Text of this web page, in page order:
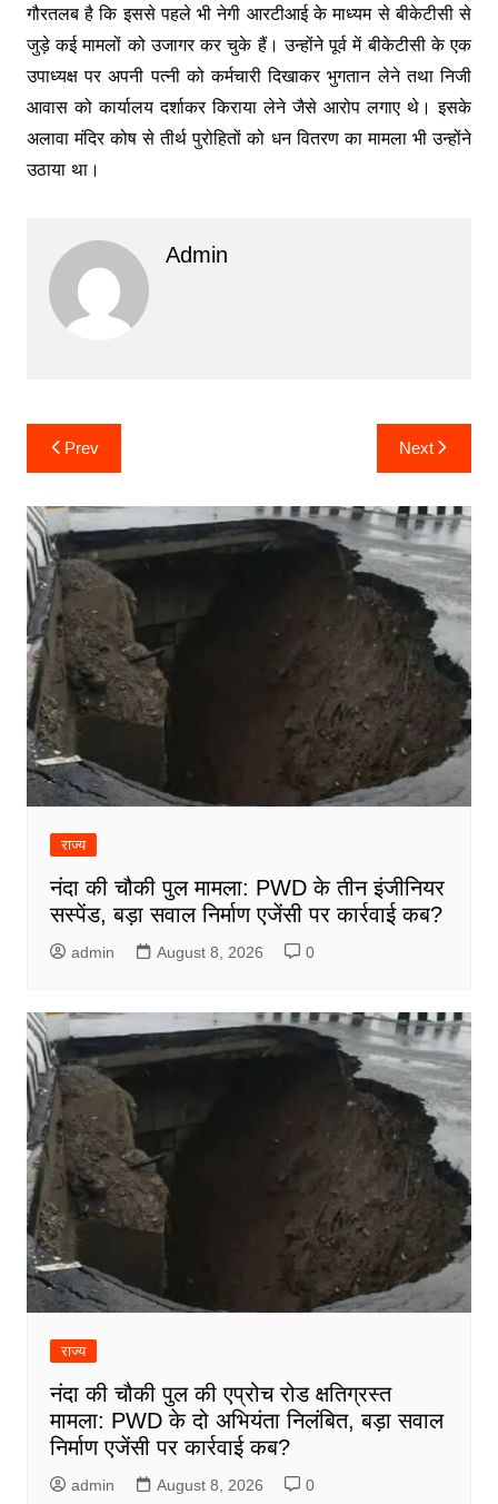
गौरतलब है कि इससे पहले भी नेगी आरटीआई के माध्यम से बीकेटीसी से
जुड़े कई मामलों को उजागर कर चुके हैं। उन्होंने पूर्व में बीकेटीसी के एक
उपाध्यक्ष पर अपनी पत्नी को कर्मचारी दिखाकर भुगतान लेने तथा निजी
आवास को कार्यालय दर्शाकर किराया लेने जैसे आरोप लगाए थे। इसके
अलावा मंदिर कोष से तीर्थ पुरोहितों को धन वितरण का मामला भी उन्होंने
उठाया था।
Admin
Post
navigation
Prev Next
राज्य
नंदा की चौकी पुल मामला: PWD के तीन इंजीनियर
सस्पेंड, बड़ा सवाल निर्माण एजेंसी पर कार्रवाई कब?
admin August 8, 2026 0
राज्य
नंदा की चौकी पुल की एप्रोच रोड क्षतिग्रस्त
मामला: PWD के दो अभियंता निलंबित, बड़ा सवाल
निर्माण एजेंसी पर कार्रवाई कब?
admin August 8, 2026 0